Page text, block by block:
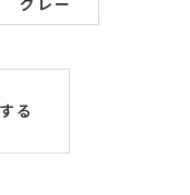
グレー
る